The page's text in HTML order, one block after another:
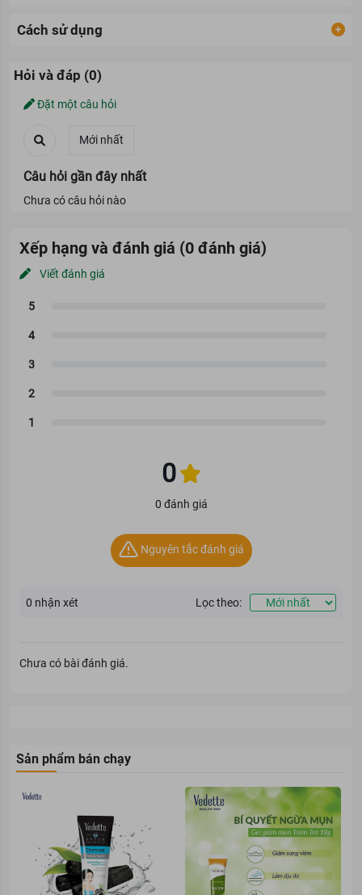
Cách sử dụng
Hỏi và đáp (0)
Đặt một câu hỏi
Câu hỏi gần đây nhất
Chưa có câu hỏi nào
Xếp hạng và đánh giá (0 đánh giá)
Viết đánh giá
0
0 đánh giá
Nguyên tắc đánh giá
0 nhận xét Lọc theo:
Chưa có bài đánh giá.
Sản phẩm bán chạy